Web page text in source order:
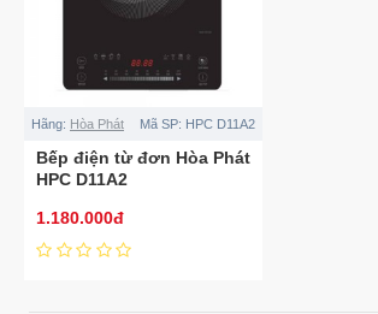
Hãng: Hòa Phát Mã SP: HPC D11A2
Bếp điện từ đơn Hòa Phát
HPC D11A2
1.180.000đ